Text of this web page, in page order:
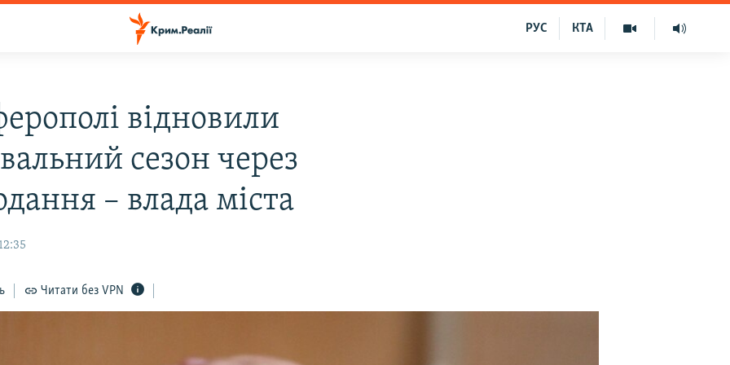
КТА
РУС
відновили
сезон через
– влада міста
Читати без VPN